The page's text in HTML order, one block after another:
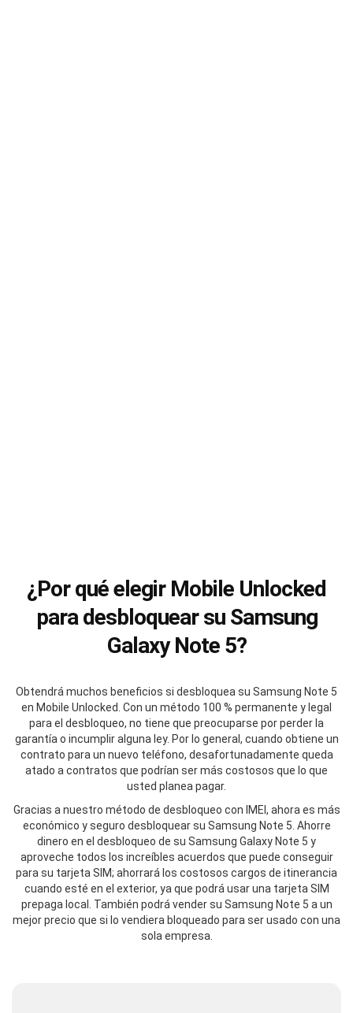
¿Por qué elegir Mobile Unlocked
para desbloquear su Samsung
Galaxy Note 5?
Obtendrá muchos beneficios si desbloquea su Samsung Note 5
en Mobile Unlocked. Con un método 100 % permanente y legal
para el desbloqueo, no tiene que preocuparse por perder la
garantía o incumplir alguna ley. Por lo general, cuando obtiene un
contrato para un nuevo teléfono, desafortunadamente queda
atado a contratos que podrían ser más costosos que lo que
usted planea pagar.
Gracias a nuestro método de desbloqueo con IMEI, ahora es más
económico y seguro desbloquear su Samsung Note 5. Ahorre
dinero en el desbloqueo de su Samsung Galaxy Note 5 y
aproveche todos los increíbles acuerdos que puede conseguir
para su tarjeta SIM; ahorrará los costosos cargos de itinerancia
cuando esté en el exterior, ya que podrá usar una tarjeta SIM
prepaga local. También podrá vender su Samsung Note 5 a un
mejor precio que si lo vendiera bloqueado para ser usado con una
sola empresa.